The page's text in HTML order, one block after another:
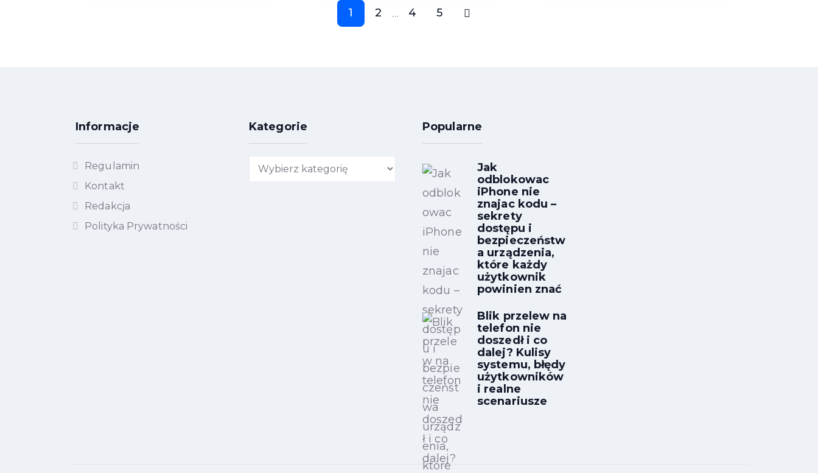
1 2 … 4 5
Informacje
Regulamin
Kontakt
Redakcja
Polityka Prywatności
Kategorie
Kategorie
Popularne
Jak
odblokowac
iPhone nie
znajac kodu –
sekrety
dostępu i
bezpieczeństw
a urządzenia,
które każdy
użytkownik
powinien znać
Blik przelew na
telefon nie
doszedł i co
dalej? Kulisy
systemu, błędy
użytkowników
i realne
scenariusze